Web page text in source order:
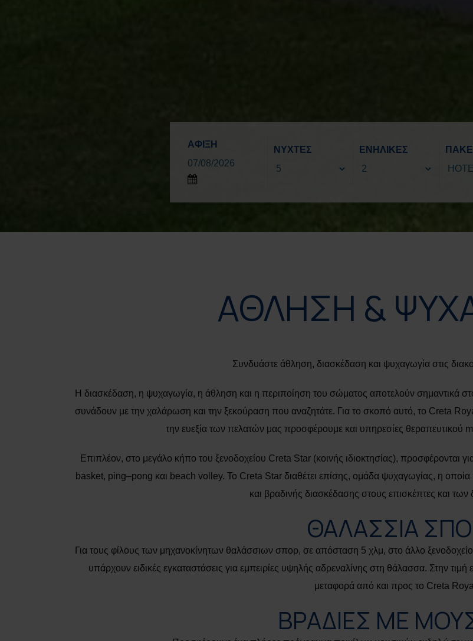
ΑΦΙΞΗ
ΝΥΧΤΕΣ ΕΝΗΛΙΚΕΣ
ΑΘΛΗΣΗ &
Συνδυάστε άθληση, διασκέδαση και ψυχαγωγία στις
Η διασκέδαση, η ψυχαγωγία, η άθληση και η περιποίηση του σώματος αποτελούν σημαντικά
συνάδουν με την χαλάρωση και την ξεκούραση που αναζητάτε. Για το σκοπό αυτό, το Creta
την ευεξία των πελατών μας προσφέρουμε και υπηρεσίες θεραπευτικού
Επιπλέον, στο μεγάλο κήπο του ξενοδοχείου Creta Star (κοινής ιδιοκτησίας),
basket, ping–pong και beach volley. Το Creta Star διαθέτει επίσης, ομάδα ψυχαγωγίας, η
και βραδινής διασκέδασης στους επισκέπτες και των
ΘΑΛΑΣΣΙΑ
Για τους φίλους των μηχανοκίνητων θαλάσσιων σπορ, σε απόσταση 5 χλμ, στο άλλο
υπάρχουν ειδικές εγκαταστάσεις για εμπειρίες υψηλής αδρεναλίνης στη θάλασσα. Στην
μεταφορά από και προς το Creta
ΒΡΑΔΙΕΣ ΜΕ